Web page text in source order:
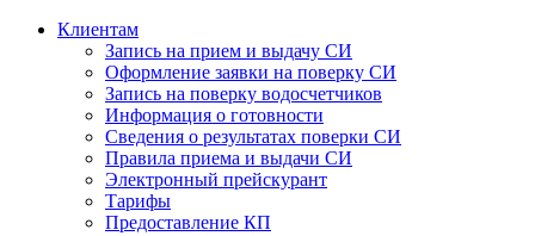
Клиентам
Запись на прием и выдачу СИ
Оформление заявки на поверку СИ
Запись на поверку водосчетчиков
Информация о готовности
Сведения о результатах поверки СИ
Правила приема и выдачи СИ
Электронный прейскурант
Тарифы
Предоставление КП